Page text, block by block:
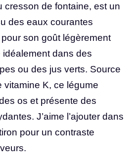
cresson de fontaine, est un
des eaux courantes
son goût légèrement
idéalement dans des
ou des jus verts. Source
vitamine K, ce légume
os et présente des
J’aime l’ajouter dans
pour un contraste